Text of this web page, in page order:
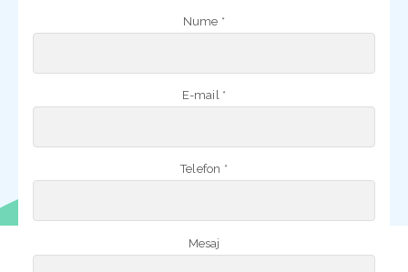
Nume *
E-mail *
Telefon *
Mesaj